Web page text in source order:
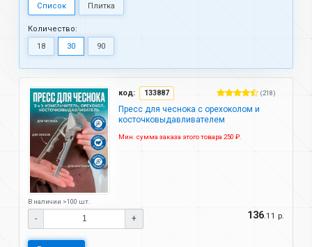
Список
Плитка
Количество:
18
30 90
код: 133887 (218)
Пресс для чеснока с орехоколом и
косточковыдавливателем
Мин. сумма заказа этого товара 250 ₽.
В наличии >100 шт.
- + 136.11 р.